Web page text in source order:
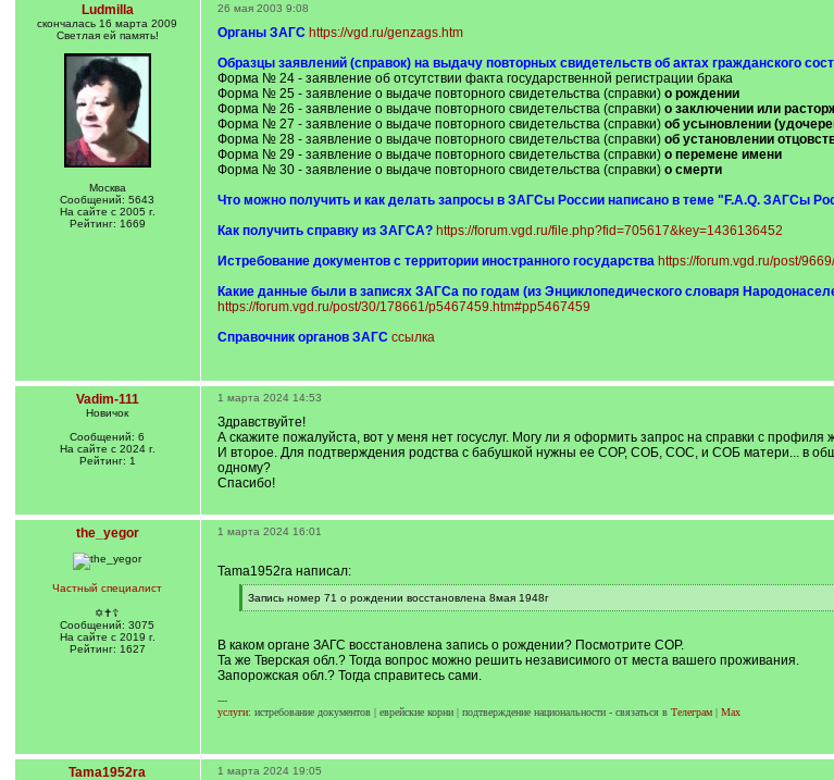
Ludmilla
скончалась 16 марта 2009
Светлая ей память!
Москва
Сообщений: 5643
На сайте с 2005 г.
Рейтинг: 1669
26 мая 2003 9:08
Органы ЗАГС https://vgd.ru/genzags.htm
Образцы заявлений (справок) на выдачу повторных свидетельств об актах гражданского
Форма № 24 - заявление об отсутствии факта государственной регистрации брака
Форма № 25 - заявление о выдаче повторного свидетельства (справки) о рождении
Форма № 26 - заявление о выдаче повторного свидетельства (справки) о заключении или
Форма № 27 - заявление о выдаче повторного свидетельства (справки) об усыновлении
Форма № 28 - заявление о выдаче повторного свидетельства (справки) об установлении
Форма № 29 - заявление о выдаче повторного свидетельства (справки) о перемене имени
Форма № 30 - заявление о выдаче повторного свидетельства (справки) о смерти
Что можно получить и как делать запросы в ЗАГСы России написано в теме "F.A.Q. ЗАГСы
Как получить справку из ЗАГСА? https://forum.vgd.ru/file.php?fid=705617&key=1436136452
Истребование документов с территории иностранного государства https://forum.vgd.ru/post/
Какие данные были в записях ЗАГСа по годам (из Энциклопедического словаря
https://forum.vgd.ru/post/30/178661/p5467459.htm#pp5467459
Справочник органов ЗАГС ссылка
Vadim-111
Новичок
Сообщений: 6
На сайте с 2024 г.
Рейтинг: 1
1 марта 2024 14:53
Здравствуйте!
А скажите пожалуйста, вот у меня нет госуслуг. Могу ли я оформить запрос на справки с
И второе. Для подтверждения родства с бабушкой нужны ее СОР, СОБ, СОС, и СОБ матери... в
одному?
Спасибо!
the_yegor
Частный специалист
✡✝☦
Сообщений: 3075
На сайте с 2019 г.
Рейтинг: 1627
1 марта 2024 16:01
Tama1952ra написал:
[
q
Запись номер 71 о рождении восстановлена 8мая 1948г
[
]
В каком органе ЗАГС восстановлена запись о рождении? Посмотрите СОР.
Та же Тверская обл.? Тогда вопрос можно решить независимого от места вашего проживания.
Запорожская обл.? Тогда справитесь сами.
---
услуги: истребование документов | еврейские корни | подтверждение национальности - связаться в Телеграм| Max
Tama1952ra 1 марта 2024 19:05